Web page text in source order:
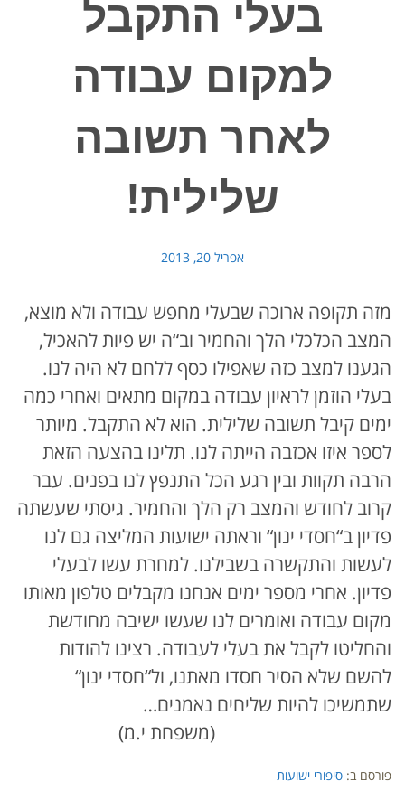
בעלי התקבל
למקום עבודה
לאחר תשובה
שלילית!
אפריל 20, 2013
מזה תקופה ארוכה שבעלי מחפש עבודה ולא מוצא,
המצב הכלכלי הלך והחמיר וב“ה יש פיות להאכיל,
הגענו למצב כזה שאפילו כסף ללחם לא היה לנו.
בעלי הוזמן לראיון עבודה במקום מתאים ואחרי כמה
ימים קיבל תשובה שלילית. הוא לא התקבל. מיותר
לספר איזו אכזבה הייתה לנו. תלינו בהצעה הזאת
הרבה תקוות ובין רגע הכל התנפץ לנו בפנים. עבר
קרוב לחודש והמצב רק הלך והחמיר. גיסתי שעשתה
פדיון ב“חסדי ינון“ וראתה ישועות המליצה גם לנו
לעשות והתקשרה בשבילנו. למחרת עשו לבעלי
פדיון. אחרי מספר ימים אנחנו מקבלים טלפון מאותו
מקום עבודה ואומרים לנו שעשו ישיבה מחודשת
והחליטו לקבל את בעלי לעבודה. רצינו להודות
להשם שלא הסיר חסדו מאתנו, ול“חסדי ינון“
שתמשיכו להיות שליחים נאמנים…
(משפחת י.מ)
פורסם ב: סיפורי ישועות